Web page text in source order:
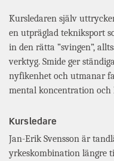
Kursledaren själv
en utpräglad tekniksport
in den rätta ”svingen”,
verktyg. Smide ger
nyfikenhet och utmanar
mental koncentration och
Kursledare
Jan-Erik Svensson är
yrkeskombination längre